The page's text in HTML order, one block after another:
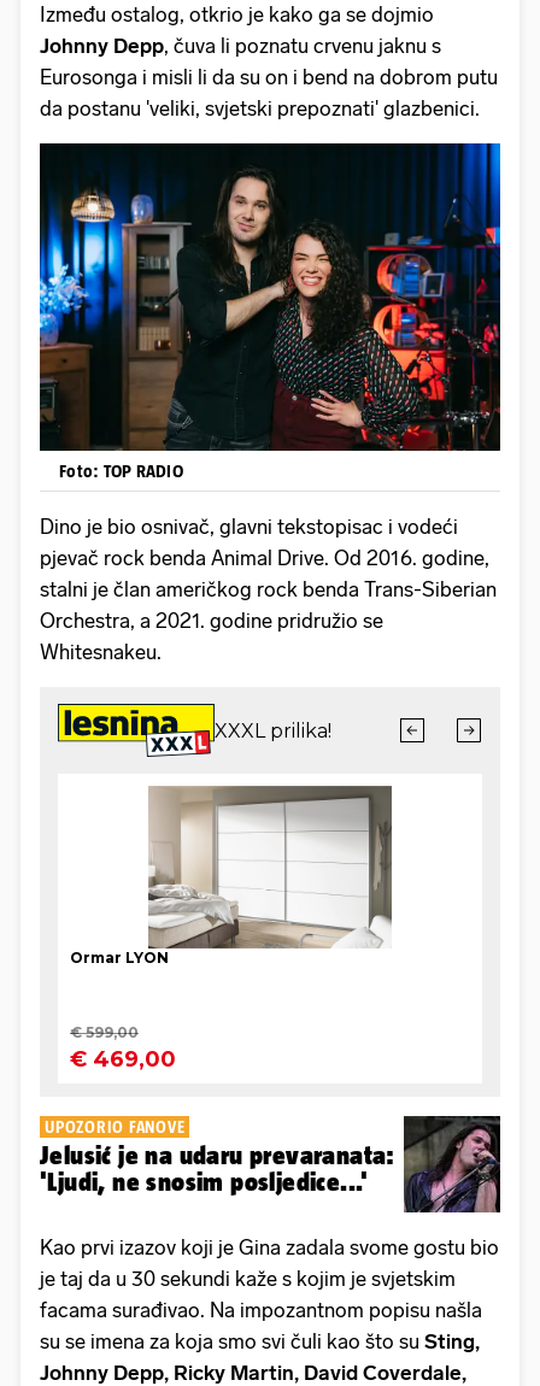
Između ostalog, otkrio je kako ga se dojmio
Johnny Depp, čuva li poznatu crvenu jaknu s
Eurosonga i misli li da su on i bend na dobrom putu
da postanu 'veliki, svjetski prepoznati' glazbenici.
Foto: TOP RADIO
Dino je bio osnivač, glavni tekstopisac i vodeći
pjevač rock benda Animal Drive. Od 2016. godine,
stalni je član američkog rock benda Trans-Siberian
Orchestra, a 2021. godine pridružio se
Whitesnakeu.
UPOZORIO FANOVE
Jelusić je na udaru prevaranata:
'Ljudi, ne snosim posljedice...'
Kao prvi izazov koji je Gina zadala svome gostu bio
je taj da u 30 sekundi kaže s kojim je svjetskim
facama surađivao. Na impozantnom popisu našla
su se imena za koja smo svi čuli kao što su Sting,
Johnny Depp, Ricky Martin, David Coverdale,